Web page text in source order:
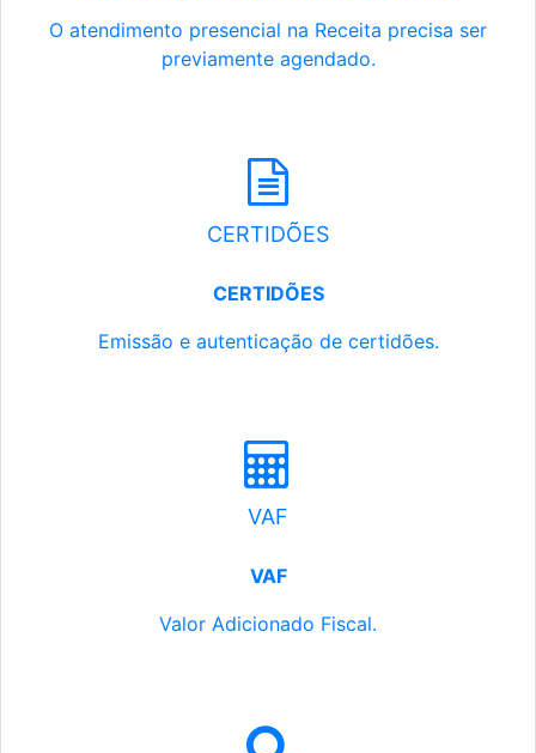
O atendimento presencial na Receita precisa ser
previamente agendado.
CERTIDÕES
CERTIDÕES
Emissão e autenticação de certidões.
VAF
VAF
Valor Adicionado Fiscal.